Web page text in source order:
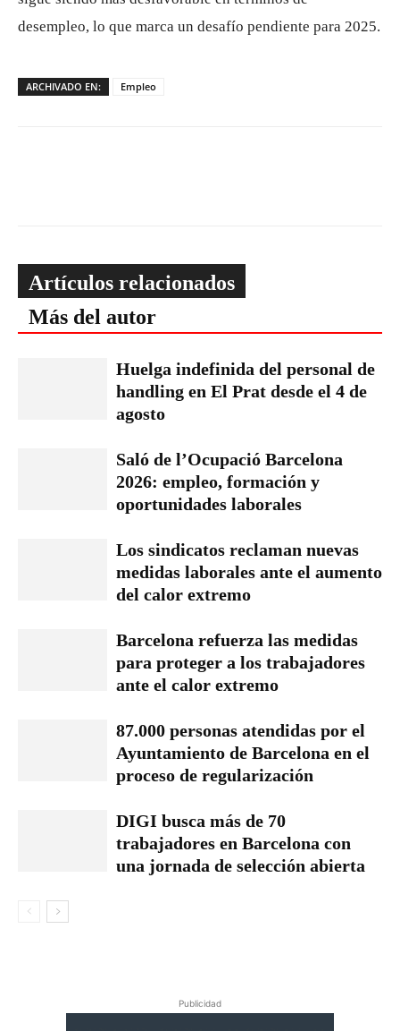
desempleo, lo que marca un desafío pendiente para 2025.
ARCHIVADO EN: Empleo
Artículos relacionados
Más del autor
Huelga indefinida del personal de
handling en El Prat desde el 4 de
agosto
Saló de l’Ocupació Barcelona
2026: empleo, formación y
oportunidades laborales
Los sindicatos reclaman nuevas
medidas laborales ante el aumento
del calor extremo
Barcelona refuerza las medidas
para proteger a los trabajadores
ante el calor extremo
87.000 personas atendidas por el
Ayuntamiento de Barcelona en el
proceso de regularización
DIGI busca más de 70
trabajadores en Barcelona con
una jornada de selección abierta
Publicidad